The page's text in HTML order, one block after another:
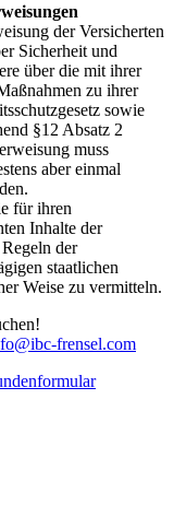
der Versicherten
Sicherheit und
über die mit ihrer
zu ihrer
sowie
§12 Absatz 2
muss
aber einmal
für ihren
Inhalte der
der
staatlichen
Weise zu vermitteln.
frensel.com